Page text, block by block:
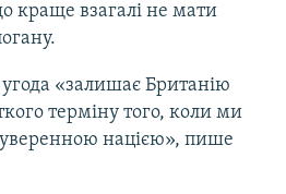
краще взагалі не мати
«залишає Британію
терміну того, коли ми
нацією», пише